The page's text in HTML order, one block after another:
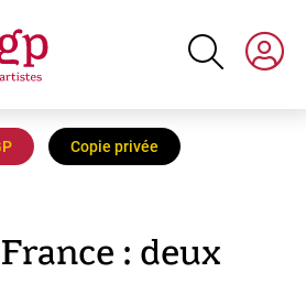
Copie privée
: deux